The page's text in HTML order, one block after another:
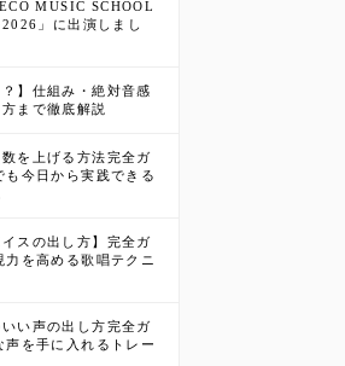
MUSIC SCHOOL
」に出演しまし
？】仕組み・絶対音感
まで徹底解説
数を上げる方法完全ガ
も今日から実践できる
イスの出し方】完全ガ
力を高める歌唱テクニ
いい声の出し方完全ガ
声を手に入れるトレー